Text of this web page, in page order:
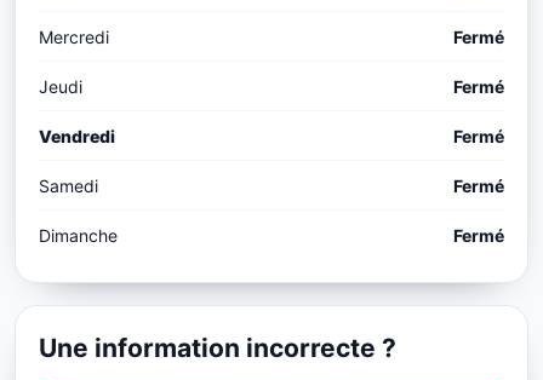
Mercredi Fermé
Jeudi Fermé
Vendredi Fermé
Samedi Fermé
Dimanche Fermé
Une information incorrecte ?